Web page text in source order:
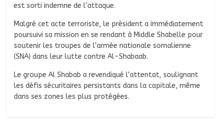
est sorti indemne de l’attaque.
Malgré cet acte terroriste, le président a immédiatement
poursuivi sa mission en se rendant à Middle Shabelle pour
soutenir les troupes de l’armée nationale somalienne
(SNA) dans leur lutte contre Al-Shabaab.
Le groupe Al Shabab a revendiqué l’attentat, soulignant
les défis sécuritaires persistants dans la capitale, même
dans ses zones les plus protégées.